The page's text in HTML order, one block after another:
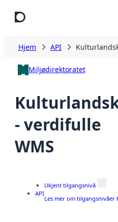
Hjem API
Miljødirektoratet
- verdifulle
WMS
API
Ukjent tilgangsnivå
Les mer om tilgangsnivåer